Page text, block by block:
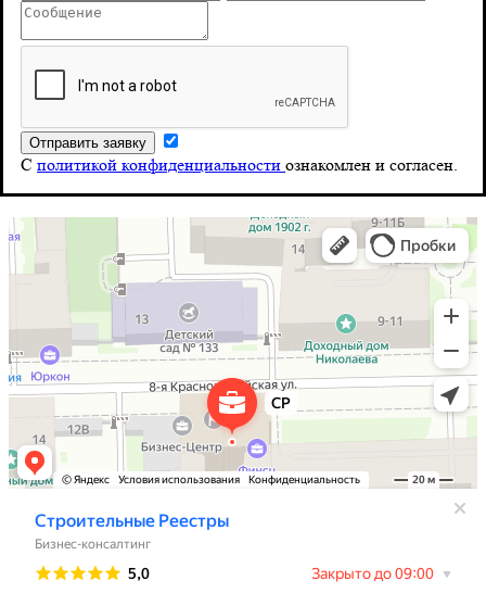
С политикой конфиденциальности ознакомлен и согласен.
г. Санкт-Петербург 8‑я Красноармейская, д. 10
Телефон
8 (804) 555-10-39
Почта